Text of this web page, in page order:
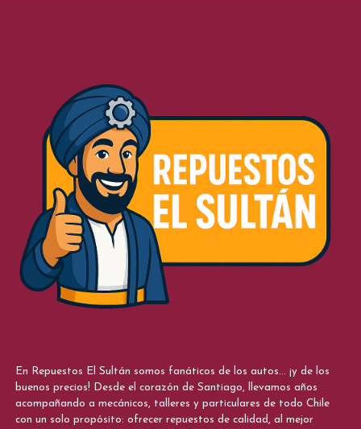
En Repuestos El Sultán somos fanáticos de los autos... ¡y de los
buenos precios! Desde el corazón de Santiago, llevamos años
acompañando a mecánicos, talleres y particulares de todo Chile
con un solo propósito: ofrecer repuestos de calidad, al mejor